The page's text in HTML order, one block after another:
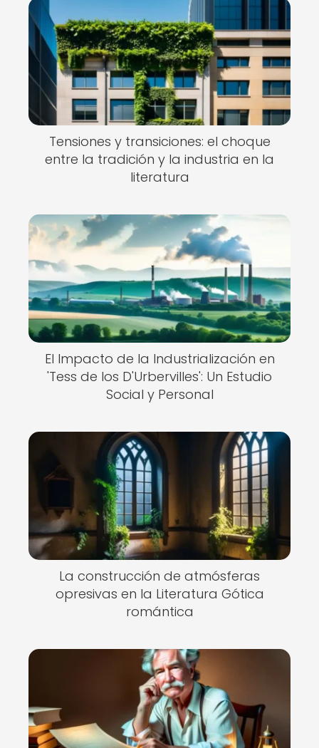
Tensiones y transiciones: el choque
entre la tradición y la industria en la
literatura
El Impacto de la Industrialización en
'Tess de los D'Urbervilles': Un Estudio
Social y Personal
La construcción de atmósferas
opresivas en la Literatura Gótica
romántica